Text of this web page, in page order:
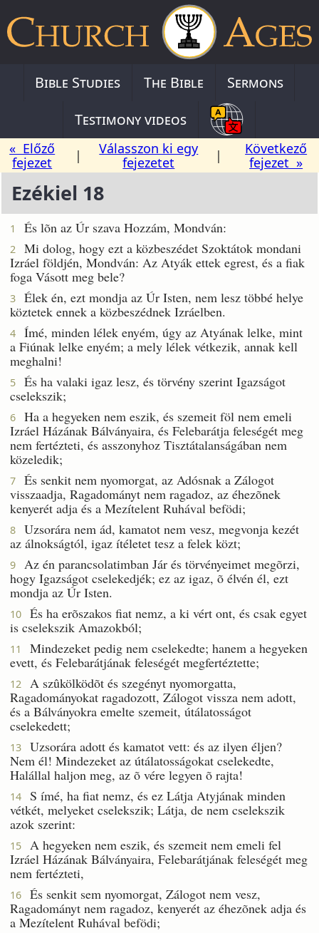
Bible Studies The Bible
Sermons
Testimony videos
« Előző
fejezet
|
Válasszon ki egy
fejezetet
|
Következő
fejezet »
Ezékiel 18
1 És lõn az Úr szava Hozzám, Mondván:
2
Mi dolog, hogy ezt a közbeszédet Szoktátok mondani
Izráel földjén, Mondván: Az Atyák ettek egrest, és a fiak
foga Vásott meg bele?
3
Élek én, ezt mondja az Úr Isten, nem lesz többé helye
köztetek ennek a közbeszédnek Izráelben.
4
Ímé, minden lélek enyém, úgy az Atyának lelke, mint
a Fiúnak lelke enyém; a mely lélek vétkezik, annak kell
meghalni!
5
És ha valaki igaz lesz, és törvény szerint Igazságot
cselekszik;
6
Ha a hegyeken nem eszik, és szemeit föl nem emeli
Izráel Házának Bálványaira, és Felebarátja feleségét meg
nem fertézteti, és asszonyhoz Tisztátalanságában nem
közeledik;
7
És senkit nem nyomorgat, az Adósnak a Zálogot
visszaadja, Ragadományt nem ragadoz, az éhezõnek
kenyerét adja és a Mezítelent Ruhával befödi;
8
Uzsorára nem ád, kamatot nem vesz, megvonja kezét
az álnokságtól, igaz ítéletet tesz a felek közt;
9
Az én parancsolatimban Jár és törvényeimet megõrzi,
hogy Igazságot cselekedjék; ez az igaz, õ élvén él, ezt
mondja az Úr Isten.
10
És ha erõszakos fiat nemz, a ki vért ont, és csak egyet
is cselekszik Amazokból;
11
Mindezeket pedig nem cselekedte; hanem a hegyeken
evett, és Felebarátjának feleségét megfertéztette;
12
A szûkölködõt és szegényt nyomorgatta,
Ragadományokat ragadozott, Zálogot vissza nem adott,
és a Bálványokra emelte szemeit, útálatosságot
cselekedett;
13
Uzsorára adott és kamatot vett: és az ilyen éljen?
Nem él! Mindezeket az útálatosságokat cselekedte,
Halállal haljon meg, az õ vére legyen õ rajta!
14
S ímé, ha fiat nemz, és ez Látja Atyjának minden
vétkét, melyeket cselekszik; Látja, de nem cselekszik
azok szerint:
15
A hegyeken nem eszik, és szemeit nem emeli fel
Izráel Házának Bálványaira, Felebarátjának feleségét meg
nem fertézteti,
16
És senkit sem nyomorgat, Zálogot nem vesz,
Ragadományt nem ragadoz, kenyerét az éhezõnek adja és
a Mezítelent Ruhával befödi;